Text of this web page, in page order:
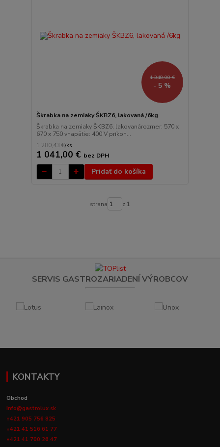
1 348,08 €
- 5 %
Škrabka na zemiaky ŠKBZ6, lakovaná /6kg
Škrabka na zemiaky ŠKBZ6, lakovanározmer: 570 x
670 x 750 vnapätie: 400 V príkon...
1 280,43 €/ks
1 041,00 € bez DPH
Pridať do košíka
strana z 1
SERVIS GASTROZARIADENÍ VÝROBCOV
KONTAKTY
Obchod
info@gastrolux.sk
+421 905 756 825
+421 41 516 61 77
+421 41 700 26 47